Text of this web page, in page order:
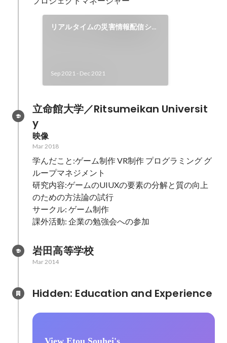
リアルタイムの災害情報配信シス
Sep 2021 - Dec 2021
立命館大学／Ritsumeikan Universit
y
映像
Mar 2018
学んだこと:ゲーム制作 VR制作 プログラミング グ
ループマネジメント
研究内容:ゲームのUIUXの要素の分解と質の向上
のための方法論の試行
サークル: ゲーム制作
課外活動: 企業の勉強会への参加
岩田高等学校
Mar 2014
View Etou Souhei's